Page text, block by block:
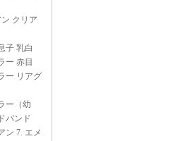
クリア
子 乳白
ー 赤目
ー リアグ
ー（幼
バンド
ン 7. エメ